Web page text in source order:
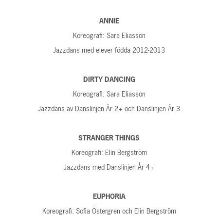
ANNIE
Koreografi: Sara Eliasson
Jazzdans med elever födda 2012-2013
DIRTY DANCING
Koreografi: Sara Eliasson
Jazzdans av Danslinjen År 2+ och Danslinjen År 3
STRANGER THINGS
Koreografi: Elin Bergström
Jazzdans med Danslinjen År 4+
EUPHORIA
Koreografi: Sofia Östergren och Elin Bergström